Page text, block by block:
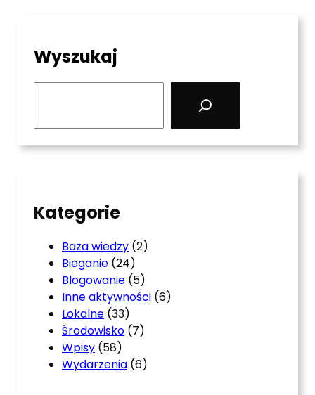
Wyszukaj
Kategorie
Baza wiedzy (2)
Bieganie (24)
Blogowanie (5)
Inne aktywności (6)
Lokalne (33)
Środowisko (7)
Wpisy (58)
Wydarzenia (6)